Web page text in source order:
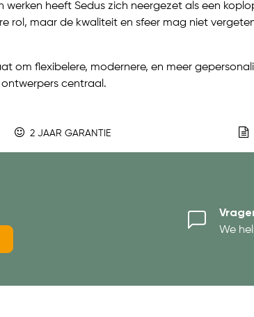
heeft Sedus zich neergezet als een
rol, maar de kwaliteit en sfeer mag niet
om flexibelere, modernere, en meer
centraal.
2 JAAR GARANTIE
We